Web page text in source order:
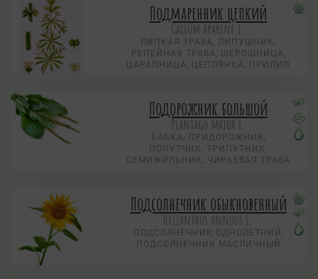
Подмаренник цепкий
Galium aparine L.
ЛИПКАЯ ТРАВА, ЛИПУШНИК,
РЕПЕЙНАЯ ТРАВА, ШЕРОШНИЦА,
ЦАРАПНИЦА, ЦЕПЛЯНКА, ПРИЛИП
Подорожник большой
Plantago major L.
БАБКА, ПРИДОРОЖНИК,
ПОПУТЧИК, ТРИПУТНИК,
СЕМИЖИЛЬНИК, ЧИРЬЕВАЯ ТРАВА
Подсолнечник обыкновенный
Helianthus annuus L.
ПОДСОЛНЕЧНИК ОДНОЛЕТНИЙ,
ПОДСОЛНЕЧНИК МАСЛИЧНЫЙ